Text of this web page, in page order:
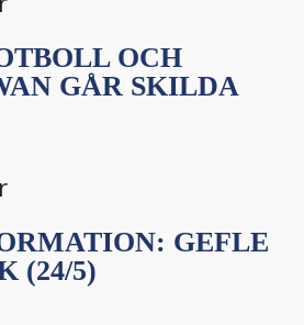
OCH
GÅR SKILDA
GEFLE
(24/5)